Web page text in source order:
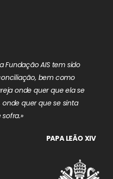
Fundação AIS tem sido
bem como
onde quer que ela se
quer que se sinta
PAPA LEÃO XIV